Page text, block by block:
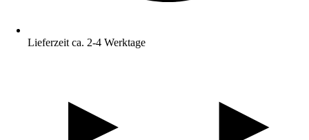
Lieferzeit ca. 2-4 Werktage